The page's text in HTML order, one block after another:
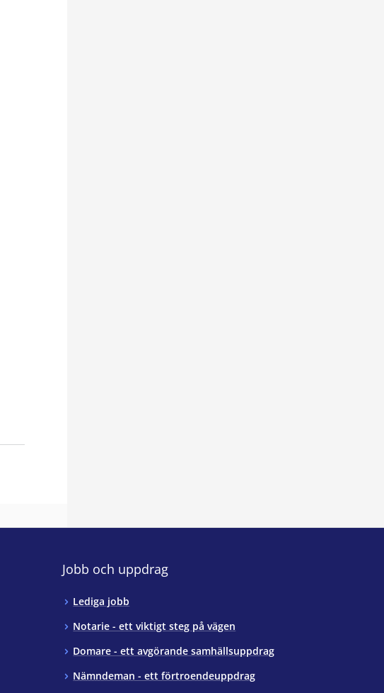
Jobb och uppdrag
Lediga jobb
Notarie - ett viktigt steg på vägen
Domare - ett avgörande samhällsuppdrag
Nämndeman - ett förtroendeuppdrag